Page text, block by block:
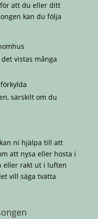
att du eller ditt
kan du följa
vistas många
särskilt om du
ni hjälpa till att
att nysa eller hosta i
eller rakt ut i luften
vill säga tvätta